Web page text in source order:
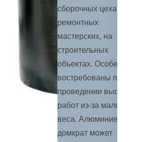
сборочных цеха, в
ремонтных
мастерских, на
строительных
объектах. Особенно
востребованы при
проведении высотных
работ из-за малого
веса. Алюминиевый
домкрат может